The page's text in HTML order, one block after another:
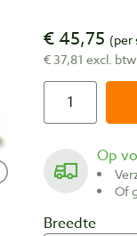
€ 45,75 (per
€ 37,81 excl. btw
Op
Breedte